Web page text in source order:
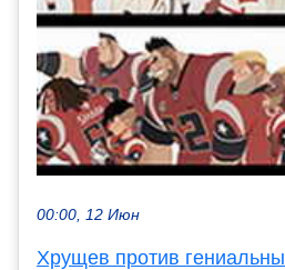
00:00, 12 Июн
Хрущев против